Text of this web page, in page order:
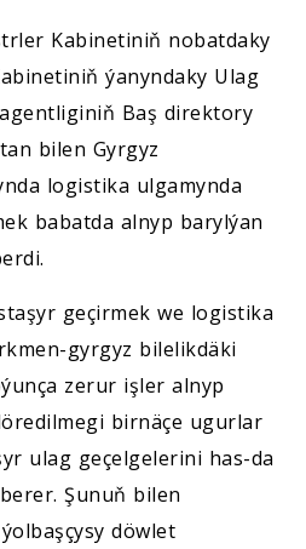
Kabinetiniň nobatdaky
ýanyndaky Ulag
Baş direktory
bilen Gyrgyz
logistika ulgamynda
babatda alnyp barylýan
geçirmek we logistika
gyrgyz bilelikdäki
zerur işler alnyp
birnäçe ugurlar
ulag geçelgelerini has-da
Şunuň bilen
döwlet